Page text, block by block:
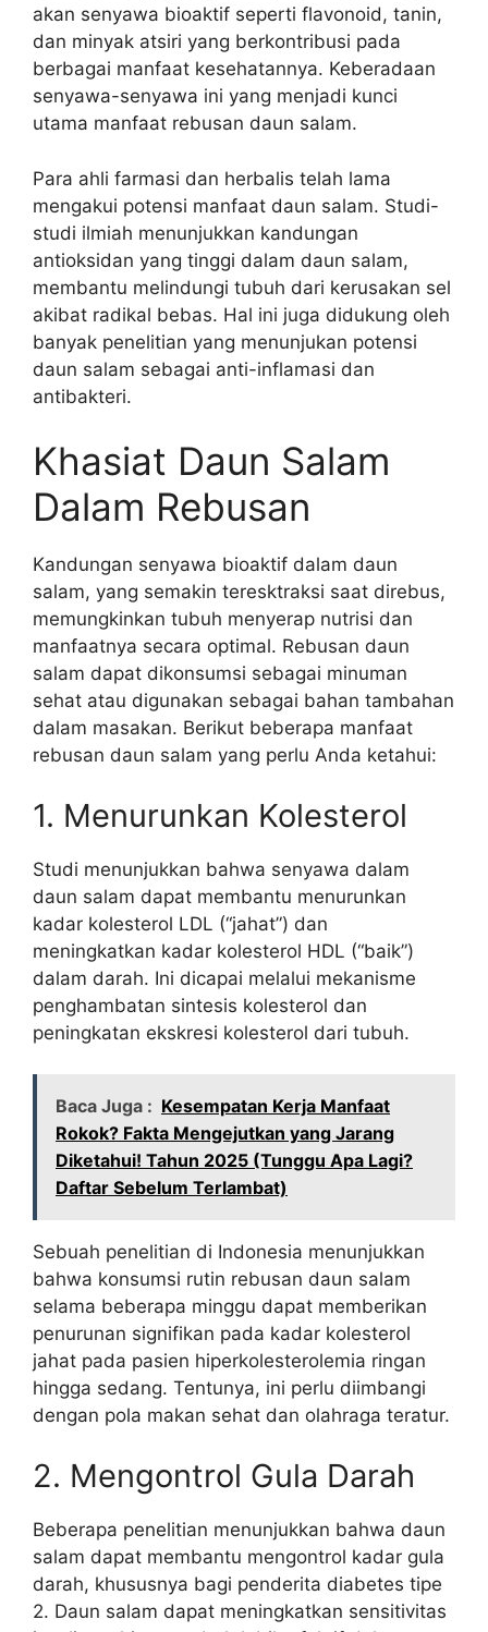
akan senyawa bioaktif seperti flavonoid, tanin,
dan minyak atsiri yang berkontribusi pada
berbagai manfaat kesehatannya. Keberadaan
senyawa-senyawa ini yang menjadi kunci
utama manfaat rebusan daun salam.
Para ahli farmasi dan herbalis telah lama
mengakui potensi manfaat daun salam. Studi-
studi ilmiah menunjukkan kandungan
antioksidan yang tinggi dalam daun salam,
membantu melindungi tubuh dari kerusakan sel
akibat radikal bebas. Hal ini juga didukung oleh
banyak penelitian yang menunjukan potensi
daun salam sebagai anti-inflamasi dan
antibakteri.
Khasiat Daun Salam
Dalam Rebusan
Kandungan senyawa bioaktif dalam daun
salam, yang semakin teresktraksi saat direbus,
memungkinkan tubuh menyerap nutrisi dan
manfaatnya secara optimal. Rebusan daun
salam dapat dikonsumsi sebagai minuman
sehat atau digunakan sebagai bahan tambahan
dalam masakan. Berikut beberapa manfaat
rebusan daun salam yang perlu Anda ketahui:
1. Menurunkan Kolesterol
Studi menunjukkan bahwa senyawa dalam
daun salam dapat membantu menurunkan
kadar kolesterol LDL (“jahat”) dan
meningkatkan kadar kolesterol HDL (“baik”)
dalam darah. Ini dicapai melalui mekanisme
penghambatan sintesis kolesterol dan
peningkatan ekskresi kolesterol dari tubuh.
Baca Juga : Kesempatan Kerja Manfaat
Rokok? Fakta Mengejutkan yang Jarang
Diketahui! Tahun 2025 (Tunggu Apa Lagi?
Daftar Sebelum Terlambat)
Sebuah penelitian di Indonesia menunjukkan
bahwa konsumsi rutin rebusan daun salam
selama beberapa minggu dapat memberikan
penurunan signifikan pada kadar kolesterol
jahat pada pasien hiperkolesterolemia ringan
hingga sedang. Tentunya, ini perlu diimbangi
dengan pola makan sehat dan olahraga teratur.
2. Mengontrol Gula Darah
Beberapa penelitian menunjukkan bahwa daun
salam dapat membantu mengontrol kadar gula
darah, khususnya bagi penderita diabetes tipe
2. Daun salam dapat meningkatkan sensitivitas